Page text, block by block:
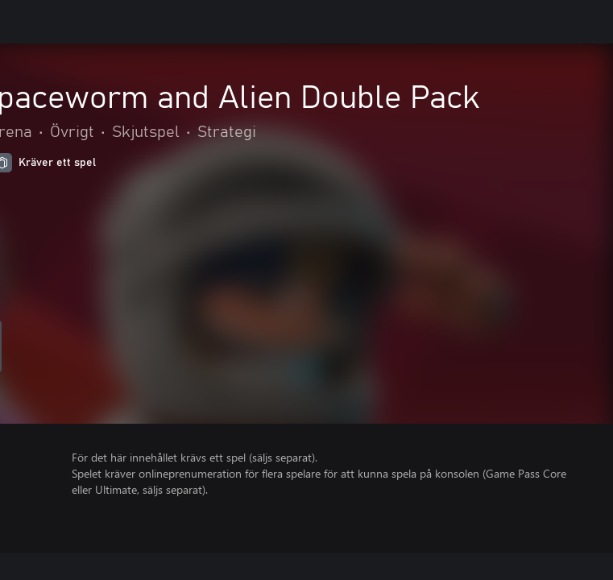
and Alien Double Pack
• Övrigt • Skjutspel • Strategi
Kräver ett spel
För det här innehållet krävs ett spel (säljs separat).
Spelet kräver onlineprenumeration för flera spelare för att kunna spela på konsolen (Game Pass Core
eller Ultimate, säljs separat).